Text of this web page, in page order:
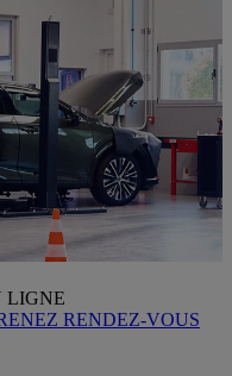
LIGNE
RENDEZ-VOUS